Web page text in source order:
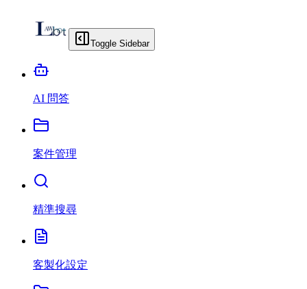
Toggle Sidebar
AI 問答
案件管理
精準搜尋
客製化設定